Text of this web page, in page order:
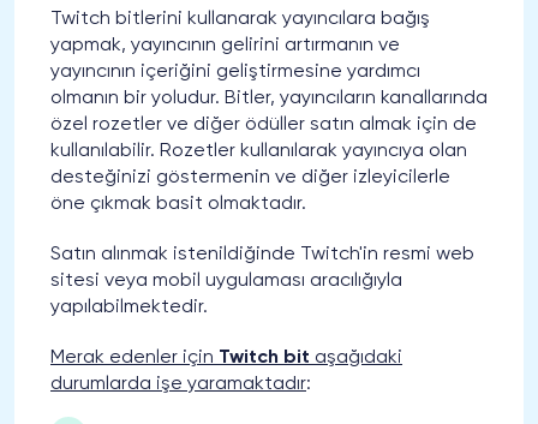
Twitch bitlerini kullanarak yayıncılara bağış
yapmak, yayıncının gelirini artırmanın ve
yayıncının içeriğini geliştirmesine yardımcı
olmanın bir yoludur. Bitler, yayıncıların kanallarında
özel rozetler ve diğer ödüller satın almak için de
kullanılabilir. Rozetler kullanılarak yayıncıya olan
desteğinizi göstermenin ve diğer izleyicilerle
öne çıkmak basit olmaktadır.
Satın alınmak istenildiğinde Twitch'in resmi web
sitesi veya mobil uygulaması aracılığıyla
yapılabilmektedir.
Merak edenler için Twitch bit aşağıdaki
durumlarda işe yaramaktadır: